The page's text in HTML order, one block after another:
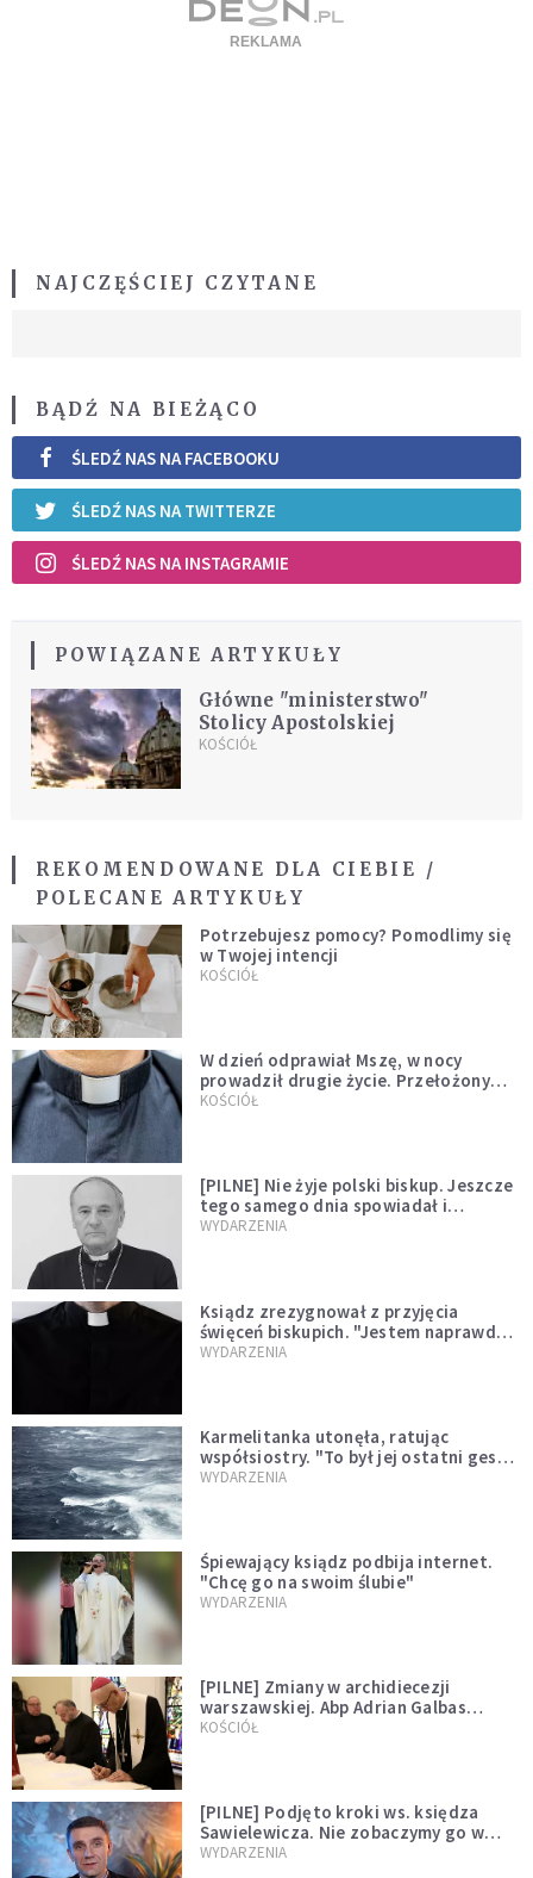
NAJCZĘŚCIEJ CZYTANE
BĄDŹ NA BIEŻĄCO
ŚLEDŹ NAS NA FACEBOOKU
ŚLEDŹ NAS NA TWITTERZE
ŚLEDŹ NAS NA INSTAGRAMIE
POWIĄZANE ARTYKUŁY
Główne "ministerstwo"
Stolicy Apostolskiej
KOŚCIÓŁ
REKOMENDOWANE DLA CIEBIE /
POLECANE ARTYKUŁY
Potrzebujesz pomocy? Pomodlimy się
w Twojej intencji
KOŚCIÓŁ
W dzień odprawiał Mszę, w nocy
prowadził drugie życie. Przełożony
kazał mu opuścić zakon
KOŚCIÓŁ
[PILNE] Nie żyje polski biskup. Jeszcze
tego samego dnia spowiadał i
sprawował Mszę świętą
WYDARZENIA
Ksiądz zrezygnował z przyjęcia
święceń biskupich. "Jestem naprawdę
niegodny"
WYDARZENIA
Karmelitanka utonęła, ratując
współsiostry. "To był jej ostatni gest
miłości"
WYDARZENIA
Śpiewający ksiądz podbija internet.
"Chcę go na swoim ślubie"
WYDARZENIA
[PILNE] Zmiany w archidiecezji
warszawskiej. Abp Adrian Galbas
wręczył dekrety nowym proboszczom
KOŚCIÓŁ
[PILNE] Podjęto kroki ws. księdza
Sawielewicza. Nie zobaczymy go w
mediach
WYDARZENIA